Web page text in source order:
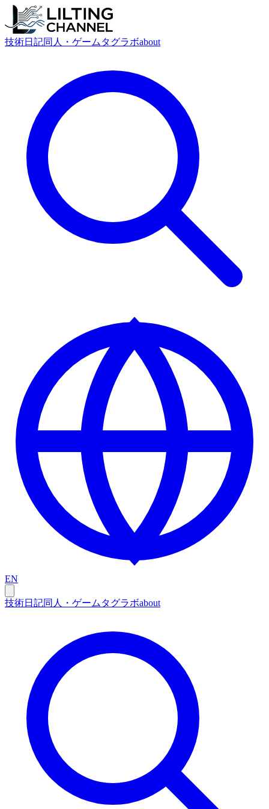
技術日記同人・ゲーム タグラボabout
EN
技術日記同人・ゲーム タグラボabout